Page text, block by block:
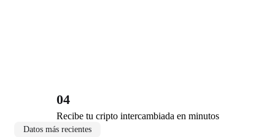
04
Recibe tu cripto intercambiada en minutos
Datos más recientes